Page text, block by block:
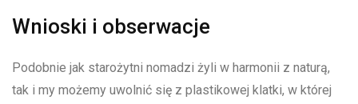
Wnioski​ i ​obserwacje
Podobnie jak starożytni nomadzi⁤ żyli​ w ​harmonii z naturą,
tak⁣ i my⁤ możemy uwolnić‌ się z plastikowej‍ klatki, w ‌której